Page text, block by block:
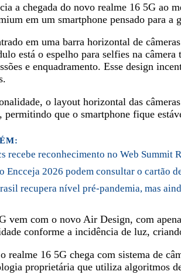
a chegada do novo realme 16 5G ao
em um smartphone pensado para a
em uma barra horizontal de
está o espelho para selfies na
e enquadramento. Esse design
o layout horizontal das
permitindo que o smartphone fique
recebe reconhecimento no Web Summit
Encceja 2026 podem consultar o cartão
recupera nível pré-pandemia, mas
vem com o novo Air Design, com
conforme a incidência de luz,
realme 16 5G chega com sistema de
proprietária que utiliza algoritmos